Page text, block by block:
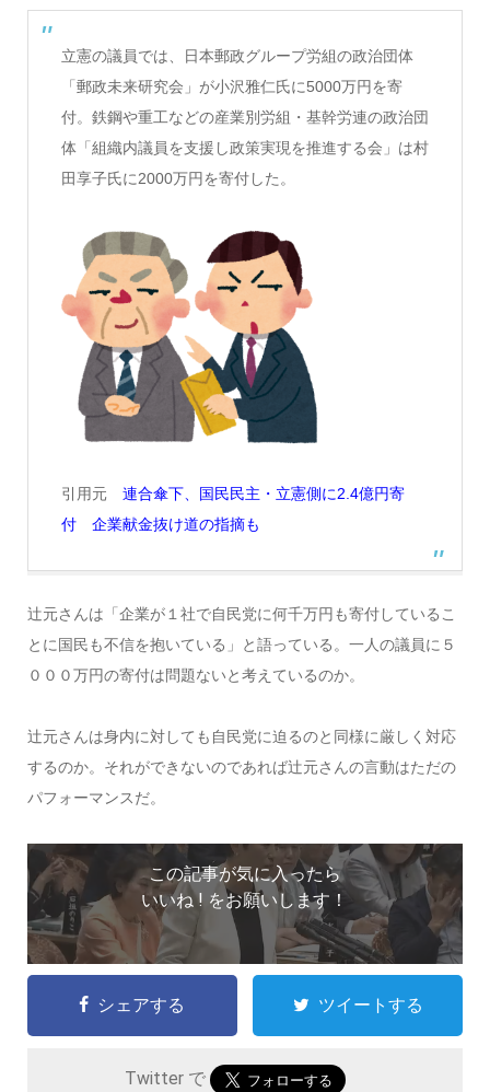
立憲の議員では、日本郵政グループ労組の政治団体
「郵政未来研究会」が小沢雅仁氏に5000万円を寄
付。鉄鋼や重工などの産業別労組・基幹労連の政治団
体「組織内議員を支援し政策実現を推進する会」は村
田享子氏に2000万円を寄付した。
引用元 連合傘下、国民民主・立憲側に2.4億円寄
付 企業献金抜け道の指摘も
辻元さんは「企業が１社で自民党に何千万円も寄付しているこ
とに国民も不信を抱いている」と語っている。一人の議員に５
０００万円の寄付は問題ないと考えているのか。
辻元さんは身内に対しても自民党に迫るのと同様に厳しく対応
するのか。それができないのであれば辻元さんの言動はただの
パフォーマンスだ。
この記事が気に入ったら
いいね ! をお願いします！
シェアする ツイートする
Twitter で